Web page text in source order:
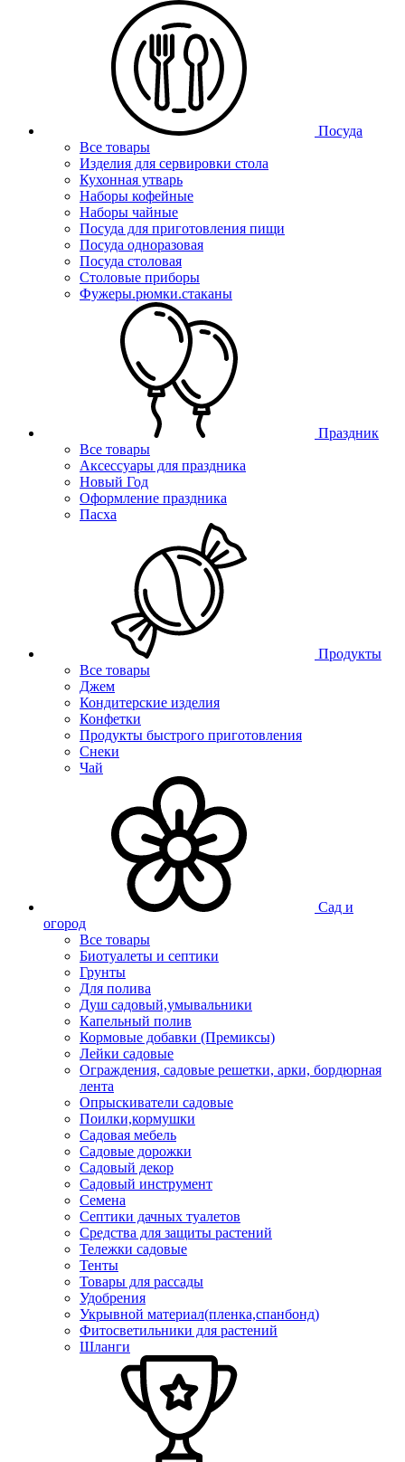
Посуда
Все товары
Изделия для сервировки стола
Кухонная утварь
Наборы кофейные
Наборы чайные
Посуда для приготовления пищи
Посуда одноразовая
Посуда столовая
Столовые приборы
Фужеры.рюмки.стаканы
Праздник
Все товары
Аксессуары для праздника
Новый Год
Оформление праздника
Пасха
Продукты
Все товары
Джем
Кондитерские изделия
Конфетки
Продукты быстрого приготовления
Снеки
Чай
Сад и
огород
Все товары
Биотуалеты и септики
Грунты
Для полива
Душ садовый,умывальники
Капельный полив
Кормовые добавки (Премиксы)
Лейки садовые
Ограждения, садовые решетки, арки, бордюрная
лента
Опрыскиватели садовые
Поилки,кормушки
Садовая мебель
Садовые дорожки
Садовый декор
Садовый инструмент
Семена
Септики дачных туалетов
Средства для защиты растений
Тележки садовые
Тенты
Товары для рассады
Удобрения
Укрывной материал(пленка,спанбонд)
Фитосветильники для растений
Шланги